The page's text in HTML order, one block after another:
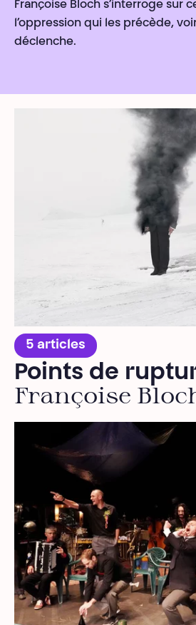
Françoise Bloch s’interroge sur
l’oppression qui les précède,
déclenche.
5 articles
Points de
Françoise